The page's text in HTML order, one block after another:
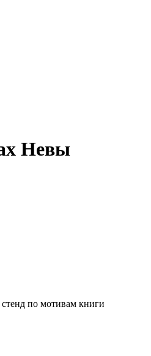
Невы
по мотивам книги